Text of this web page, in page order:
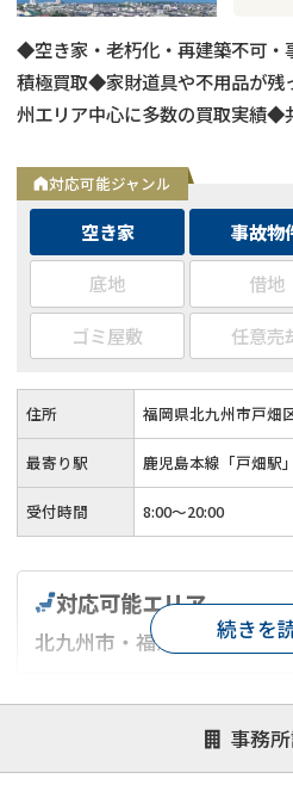
◆空き家・老朽化・再建築不可・
積極買取◆家財道具や不用品が
州エリア中心に多数の買取実績
社で断られた物件も積極的に買
ースバックに対応◆査定・相談無
着・親身なサポートで安心
対応可能ジャンル
空き家 事故物
底地
借地
ゴミ屋敷
任意売
住所 福岡県北九州市戸畑
最寄り駅 鹿児島本線「戸畑駅
受付時間 8:00～20:00
事務
対応可能エリア
北九州市・福津市・宮若市
対応が親身 オンライン
1億円以上の
続きを